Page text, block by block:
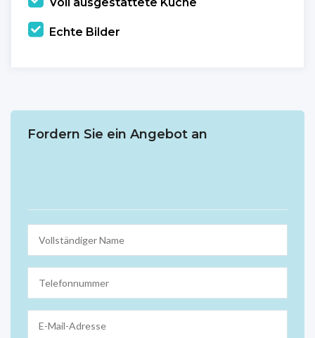
Voll ausgestattete Küche
Echte Bilder
Fordern Sie ein Angebot an